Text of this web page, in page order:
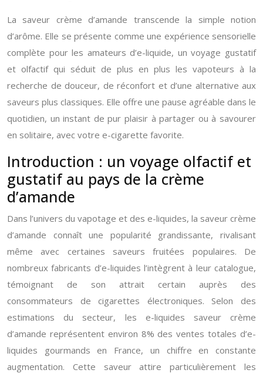
La saveur crème d’amande transcende la simple notion
d’arôme. Elle se présente comme une expérience sensorielle
complète pour les amateurs d’e-liquide, un voyage gustatif
et olfactif qui séduit de plus en plus les vapoteurs à la
recherche de douceur, de réconfort et d’une alternative aux
saveurs plus classiques. Elle offre une pause agréable dans le
quotidien, un instant de pur plaisir à partager ou à savourer
en solitaire, avec votre e-cigarette favorite.
Introduction : un voyage olfactif et
gustatif au pays de la crème
d’amande
Dans l’univers du vapotage et des e-liquides, la saveur crème
d’amande connaît une popularité grandissante, rivalisant
même avec certaines saveurs fruitées populaires. De
nombreux fabricants d’e-liquides l’intègrent à leur catalogue,
témoignant de son attrait certain auprès des
consommateurs de cigarettes électroniques. Selon des
estimations du secteur, les e-liquides saveur crème
d’amande représentent environ 8% des ventes totales d’e-
liquides gourmands en France, un chiffre en constante
augmentation. Cette saveur attire particulièrement les